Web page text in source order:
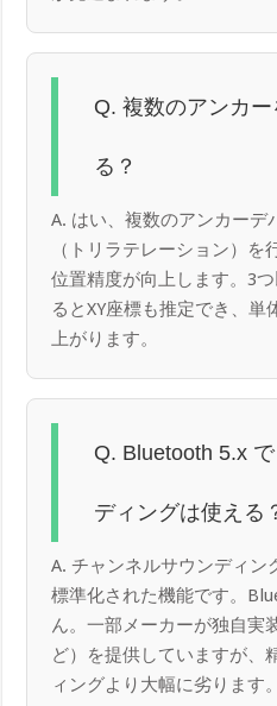
Q. 複数のアンカ
る？
A. はい、複数のアンカーデ
（トリラテレーション）
位置精度が向上します。3
るとXY座標も推定でき、
上がります。
Q. Bluetooth 5.x
ディングは使える
A. チャンネルサウンディ
標準化された機能です。
ん。一部メーカーが独自実
ど）を提供していますが、
ィングより大幅に劣ります。